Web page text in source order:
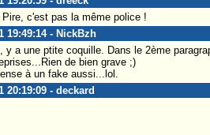
Pire, c'est pas la même police !
19:49:14 - NickBzh
y a une ptite coquille. Dans le 2ème
de bien grave ;)
à un fake aussi...lol.
20:19:09 - deckard